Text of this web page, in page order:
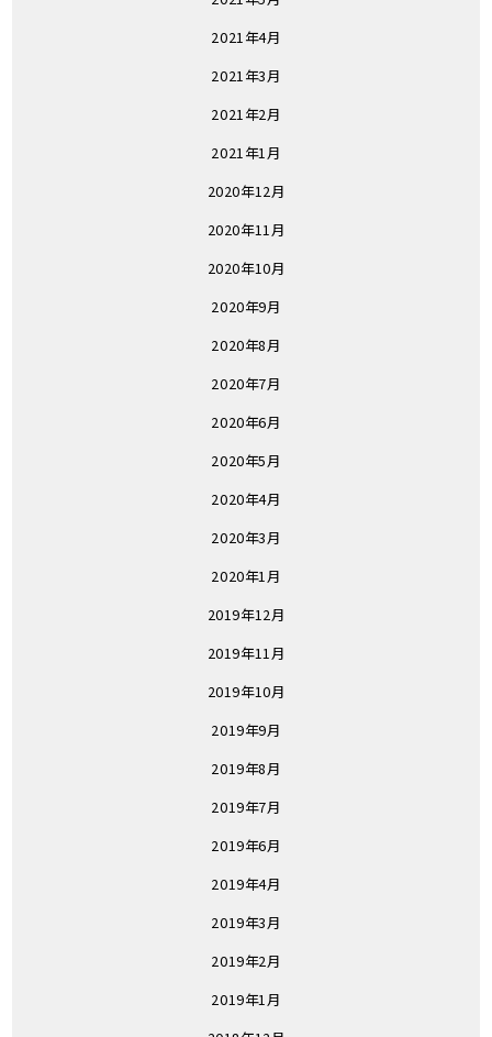
2021年4月
2021年3月
2021年2月
2021年1月
2020年12月
2020年11月
2020年10月
2020年9月
2020年8月
2020年7月
2020年6月
2020年5月
2020年4月
2020年3月
2020年1月
2019年12月
2019年11月
2019年10月
2019年9月
2019年8月
2019年7月
2019年6月
2019年4月
2019年3月
2019年2月
2019年1月